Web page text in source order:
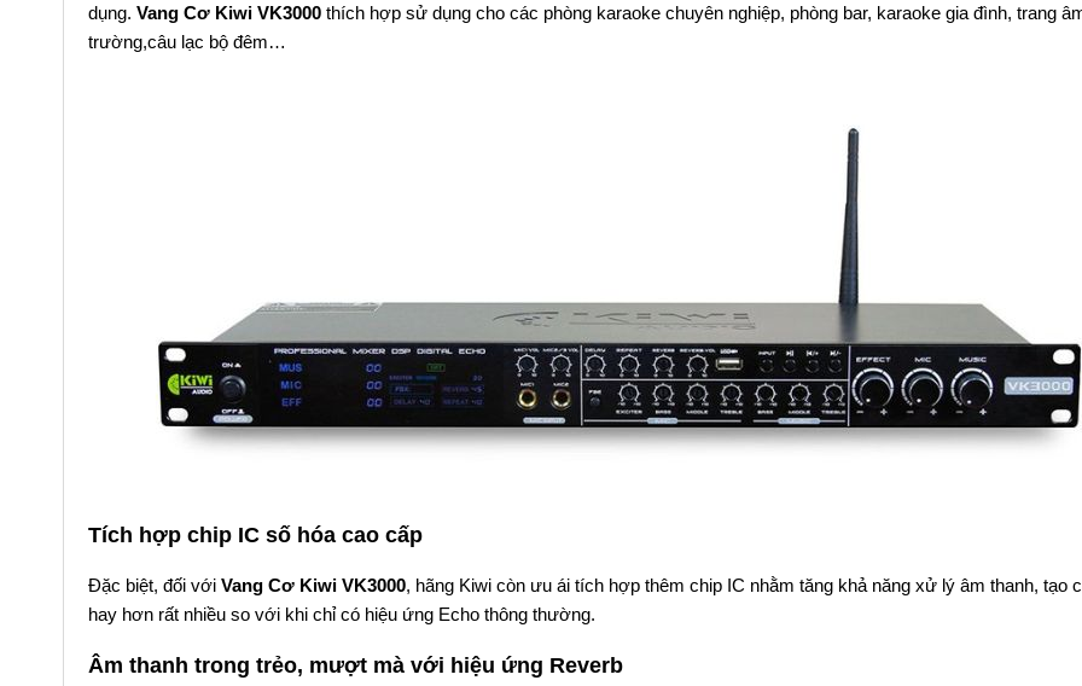
dụng. Vang Cơ Kiwi VK3000 thích hợp sử dụng cho các phòng karaoke chuyên nghiệp, phòng bar, karaoke gia đình, trang
trường,câu lạc bộ đêm…
Tích hợp chip IC số hóa cao cấp
Đặc biệt, đối với Vang Cơ Kiwi VK3000, hãng Kiwi còn ưu ái tích hợp thêm chip IC nhằm tăng khả năng xử lý âm thanh, tạo
hay hơn rất nhiều so với khi chỉ có hiệu ứng Echo thông thường.
Âm thanh trong trẻo, mượt mà với hiệu ứng Reverb